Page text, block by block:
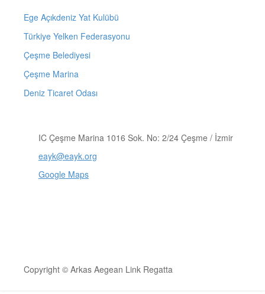
Ege Açıkdeniz Yat Kulübü
Türkiye Yelken Federasyonu
Çeşme Belediyesi
Çeşme Marina
Deniz Ticaret Odası
IC Çeşme Marina 1016 Sok. No: 2/24 Çeşme / İzmir
eayk@eayk.org
Google Maps
Copyright © Arkas Aegean Link Regatta